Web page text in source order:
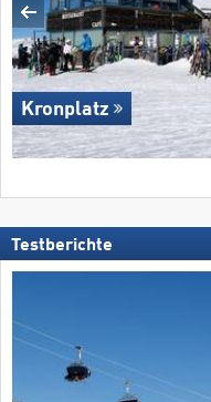
Kronplatz
Testberichte